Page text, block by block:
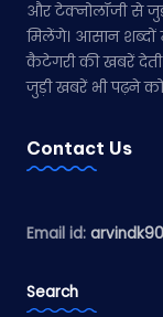
और टेक्नोलॉजी से
मिलेंगे। आसान
कैटेगरी की खबरें
जुड़ी खबरें भी पढ़ने
Contact Us
Email id:
Search